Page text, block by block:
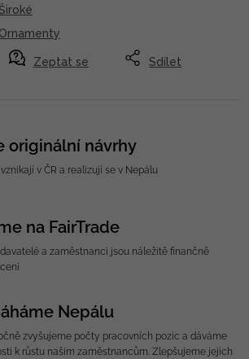
Zeptat se Sdílet
Ornamenty
originální návrhy
v ČR a realizují se v Nepálu
na FairTrade
a zaměstnanci jsou náležitě finančně
Nepálu
zvyšujeme počty pracovních pozic a dáváme
k růstu našim zaměstnancům. Zlepšujeme jejich